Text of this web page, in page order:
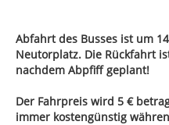
Abfahrt des Busses ist um
Neutorplatz. Die Rückfahrt
nachdem Abpfiff geplant!
Der Fahrpreis wird 5 €
immer kostengünstig